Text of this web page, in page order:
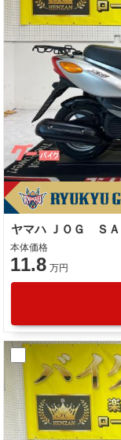
本体価格
11.8 万円